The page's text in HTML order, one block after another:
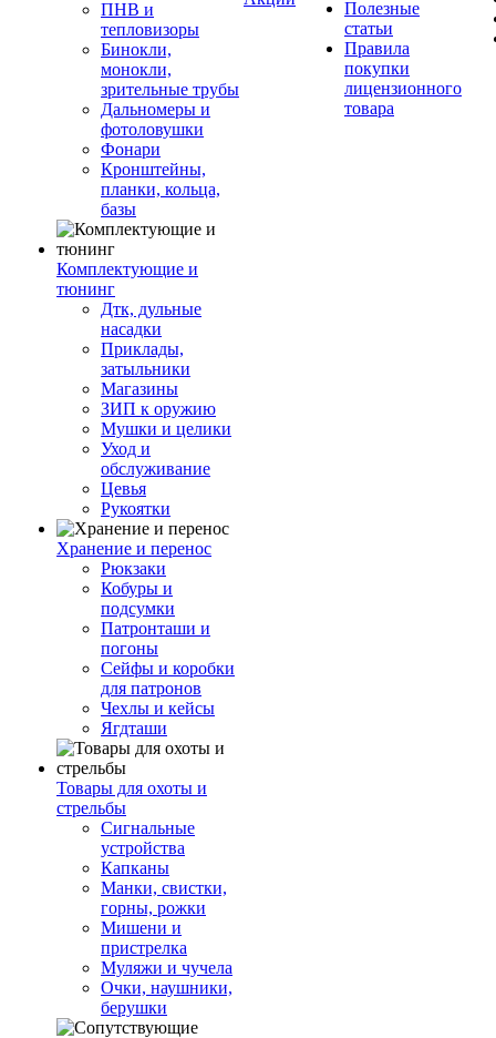
ПНВ и
тепловизоры
Бинокли,
монокли,
зрительные трубы
Дальномеры и
фотоловушки
Фонари
Кронштейны,
планки, кольца,
базы
Комплектующие и
тюнинг
Дтк, дульные
насадки
Приклады,
затыльники
Магазины
ЗИП к оружию
Мушки и целики
Уход и
обслуживание
Цевья
Рукоятки
Хранение и перенос
Рюкзаки
Кобуры и
подсумки
Патронташи и
погоны
Сейфы и коробки
для патронов
Чехлы и кейсы
Ягдташи
Товары для охоты и
стрельбы
Сигнальные
устройства
Капканы
Манки, свистки,
горны, рожки
Мишени и
пристрелка
Муляжи и чучела
Очки, наушники,
берушки
Полезные
статьи
Правила
покупки
лицензионного
товара